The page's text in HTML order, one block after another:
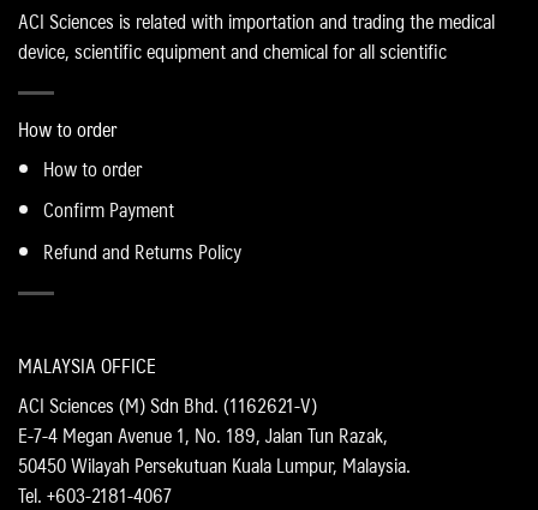
MALAYSIA OFFICE
ACI Sciences (M) Sdn Bhd. (1162621-V)
E-7-4 Megan Avenue 1, No. 189, Jalan Tun Razak,
50450 Wilayah Persekutuan Kuala Lumpur, Malaysia.
Tel. +603-2181-4067
ACI Sciences is related with importation and trading the medical
device, scientific equipment and chemical for all scientific
How to order
How to order
Confirm Payment
Refund and Returns Policy